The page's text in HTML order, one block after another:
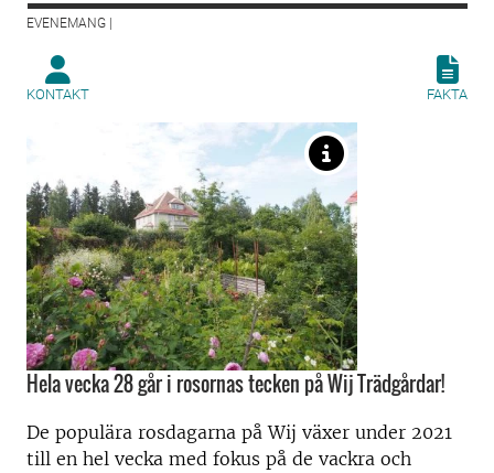
EVENEMANG |
KONTAKT FAKTA
Hela vecka 28 går i rosornas tecken på Wij Trädgårdar!
De populära rosdagarna på Wij växer under 2021
till en hel vecka med fokus på de vackra och